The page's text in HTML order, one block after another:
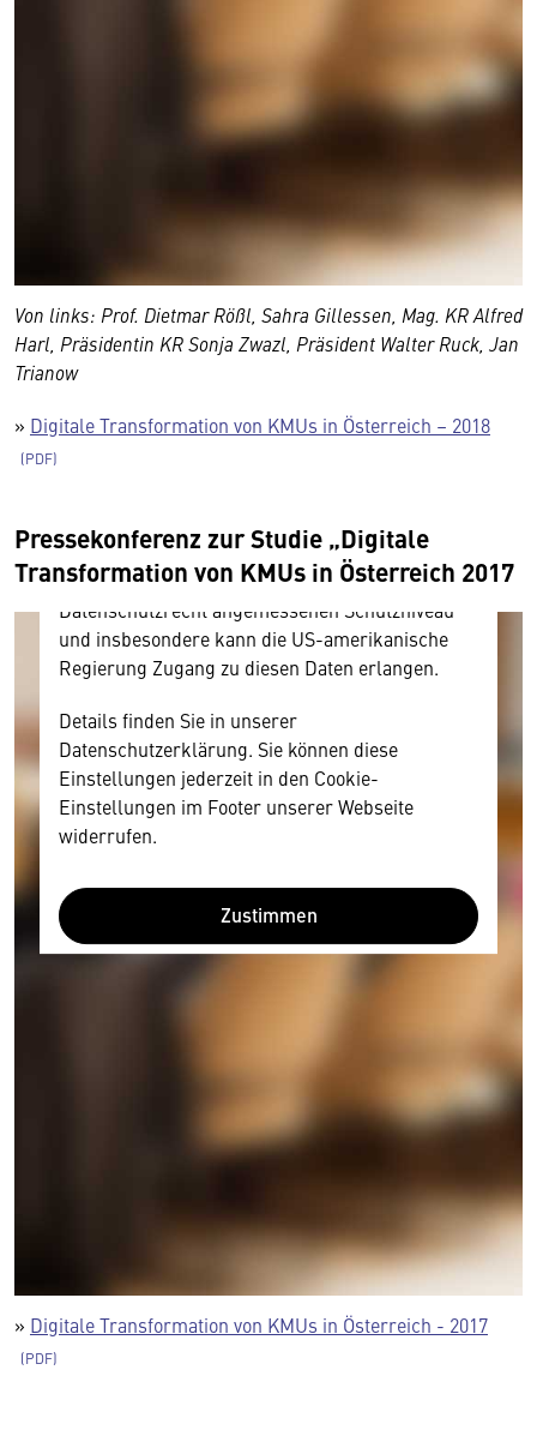
Von links: Prof. Dietmar Rößl, Sahra Gillessen, Mag. KR Alfred
Harl, Präsidentin KR Sonja Zwazl, Präsident Walter Ruck, Jan
Trianow
» Digitale Transformation von KMUs in Österreich – 2018
Pressekonferenz zur Studie „Digitale
Transformation von KMUs in Österreich 2017
Wir benötigen Ihre Zustimmung
Inhalt anzeigen. Dafür benötigen wir allerdings
amerikanischen Anbietern austauscht.
Diese Daten unterliegen keinem dem EU-
Datenschutzrecht angemessenen Schutzniveau
und insbesondere kann die US-amerikanische
Regierung Zugang zu diesen Daten erlangen.
Details finden Sie in unserer
Datenschutzerklärung. Sie können diese
Einstellungen jederzeit in den Cookie-
Einstellungen im Footer unserer Webseite
widerrufen.
Zustimmen
» Digitale Transformation von KMUs in Österreich - 2017